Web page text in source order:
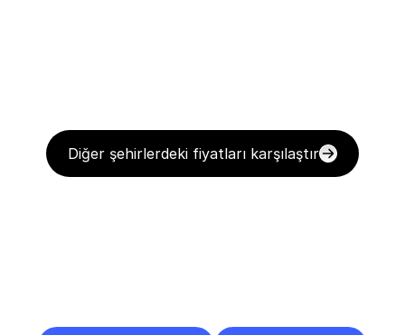
Diğer şehirlerdeki fiyatları karşılaştır